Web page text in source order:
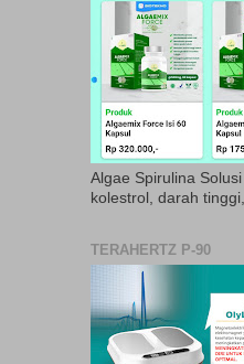
Algae Spirulina
kolestrol, darah tinggi,
TERAHERTZ P-90